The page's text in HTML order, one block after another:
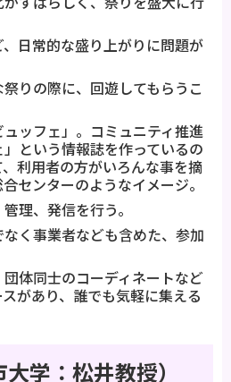
日常的な盛り上がりに問題が
りの際に、回遊してもらうこ
ッフェ」。コミュニティ推進
という情報誌を作っているの
利用者の方がいろんな事を摘
センターのようなイメージ。
理、発信を行う。
く事業者なども含めた、参加
体同士のコーディネートなど
があり、誰でも気軽に集える
学：松井教授）